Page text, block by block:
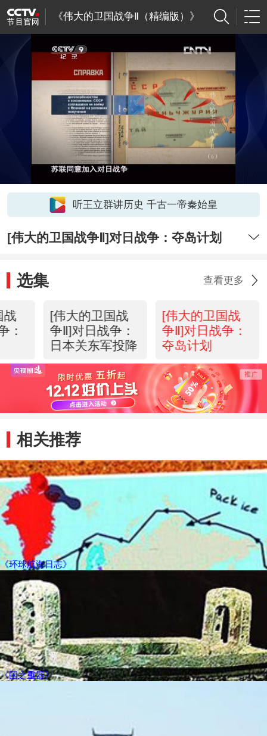
《伟大的卫国战争Ⅱ（精编版）》
听王立群讲历史 千古一帝秦始皇
[伟大的卫国战争Ⅱ]对日战争：夺岛计划
选集 查看更多
战
：
[伟大的卫国战
争Ⅱ]对日战争：
日本关东军投降
[伟大的卫国战
争Ⅱ]对日战争：
夺岛计划
相关推荐
《环球航海日志》
《国之重器》